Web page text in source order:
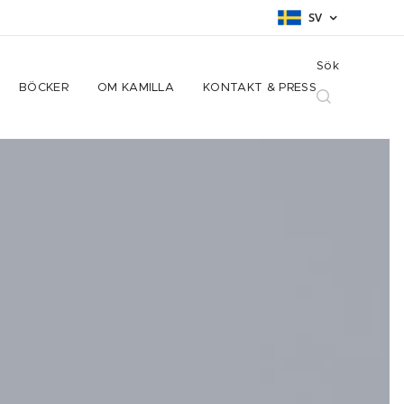
SV
BÖCKER OM KAMILLA KONTAKT & PRESS
Sök